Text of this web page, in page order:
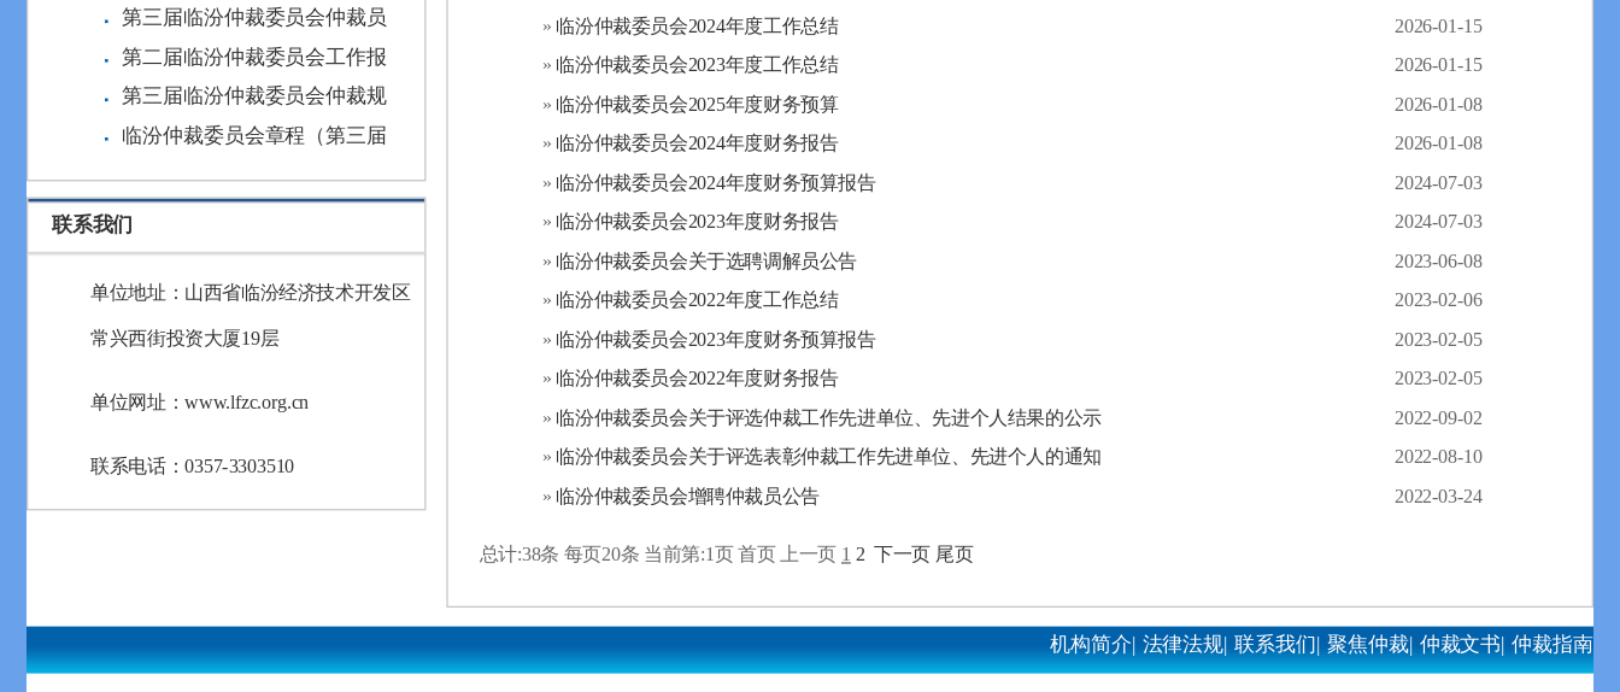
第三届临汾仲裁委员会仲裁员
第二届临汾仲裁委员会工作报
第三届临汾仲裁委员会仲裁规
临汾仲裁委员会章程（第三届
联系我们
单位地址：山西省临汾经济技术开发区
常兴西街投资大厦19层
单位网址：www.lfzc.org.cn
联系电话：0357-3303510
2026-01-15
» 临汾仲裁委员会2024年度工作总结
2026-01-15
» 临汾仲裁委员会2023年度工作总结
2026-01-08
» 临汾仲裁委员会2025年度财务预算
2026-01-08
» 临汾仲裁委员会2024年度财务报告
2024-07-03
» 临汾仲裁委员会2024年度财务预算报告
2024-07-03
» 临汾仲裁委员会2023年度财务报告
2023-06-08
» 临汾仲裁委员会关于选聘调解员公告
2023-02-06
» 临汾仲裁委员会2022年度工作总结
2023-02-05
» 临汾仲裁委员会2023年度财务预算报告
2023-02-05
» 临汾仲裁委员会2022年度财务报告
2022-09-02
» 临汾仲裁委员会关于评选仲裁工作先进单位、先进个人结果的公示
2022-08-10
» 临汾仲裁委员会关于评选表彰仲裁工作先进单位、先进个人的通知
2022-03-24
» 临汾仲裁委员会增聘仲裁员公告
总计:38条 每页20条 当前第:1页 首页 上一页 1 2 下一页 尾页
机构简介| 法律法规| 联系我们| 聚焦仲裁| 仲裁文书| 仲裁指南